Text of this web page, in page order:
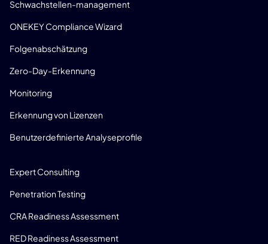
Schwachstellen-management
ONEKEY Compliance Wizard
Folgenabschätzung
Zero-Day-Erkennung
Monitoring
Erkennung von Lizenzen
Benutzerdefinierte Analyseprofile
Expert Consulting
Penetration Testing
CRA Readiness Assessment
RED Readiness Assessment